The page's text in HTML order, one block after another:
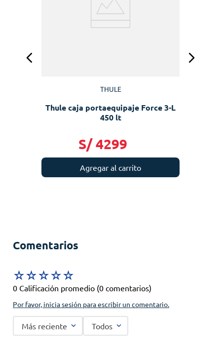
THULE
Thule caja portaequipaje Force 3-L
450 lt
S/ 4299
Agregar al carrito
Comentarios
☆☆☆☆☆
0 Calificación promedio (0 comentarios)
Por favor, inicia sesión para escribir un comentario.
Más reciente Todos